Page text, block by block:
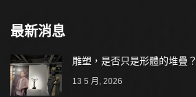
最新消息
雕塑，是否只是形體的堆疊？
13 5 月, 2026